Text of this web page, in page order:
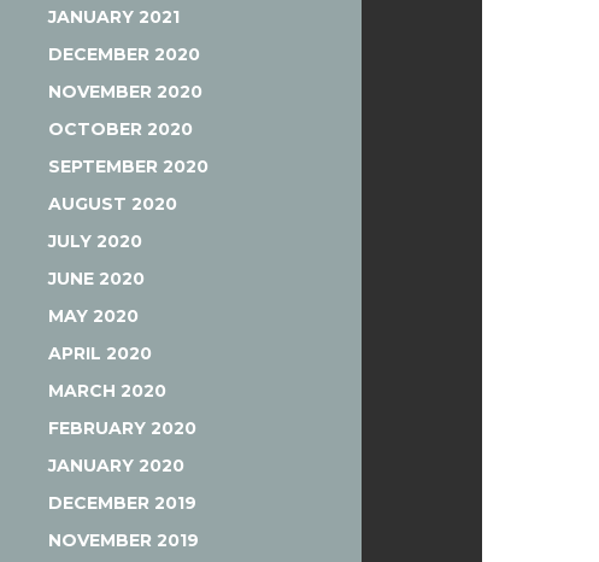
JANUARY 2021
DECEMBER 2020
NOVEMBER 2020
OCTOBER 2020
SEPTEMBER 2020
AUGUST 2020
JULY 2020
JUNE 2020
MAY 2020
APRIL 2020
MARCH 2020
FEBRUARY 2020
JANUARY 2020
DECEMBER 2019
NOVEMBER 2019